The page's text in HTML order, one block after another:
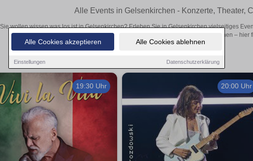
Alle Cookies akzeptieren Alle Cookies ablehnen
Einstellungen Datenschutzerklärung
Alle Events in Gelsenkirchen - Konzerte, Theater,
Sie wollen wissen was los ist in Gelsenkirchen? Erleben Sie in Gelsenkirchen vielseitiges
Theateraufführungen oder aufregende Veranstaltungen in Gelsenkirchen – hier
19:30 Uhr 20:00 Uhr